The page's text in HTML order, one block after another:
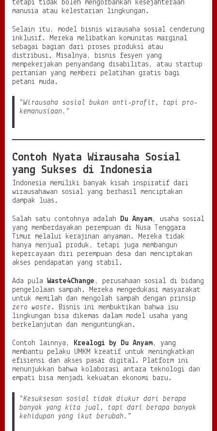
tetapi tidak boleh mengorbankan kesejahteraan
manusia atau kelestarian lingkungan.
Selain itu, model bisnis wirausaha sosial cenderung
inklusif. Mereka melibatkan komunitas marginal
sebagai bagian dari proses produksi atau
distribusi. Misalnya, bisnis fesyen yang
mempekerjakan penyandang disabilitas, atau startup
pertanian yang memberi pelatihan gratis bagi
petani muda.
“Wirausaha sosial bukan anti-profit, tapi pro-
kemanusiaan.”
Contoh Nyata Wirausaha Sosial
yang Sukses di Indonesia
Indonesia memiliki banyak kisah inspiratif dari
wirausahawan sosial yang berhasil menciptakan
dampak luas.
Salah satu contohnya adalah Du Anyam, usaha sosial
yang memberdayakan perempuan di Nusa Tenggara
Timur melalui kerajinan anyaman. Mereka tidak
hanya menjual produk, tetapi juga membangun
kepercayaan diri perempuan desa dan menciptakan
akses pendapatan yang stabil.
Ada pula Waste4Change , perusahaan sosial di bidang
pengelolaan sampah. Mereka mengedukasi masyarakat
untuk memilah dan mengolah sampah dengan prinsip
zero waste . Bisnis ini membuktikan bahwa isu
lingkungan bisa dikemas dalam model usaha yang
berkelanjutan dan menguntungkan.
Contoh lainnya, Krealogi by Du Anyam, yang
membantu pelaku UMKM kreatif untuk meningkatkan
efisiensi dan akses pasar digital. Platform ini
menunjukkan bahwa kolaborasi antara teknologi dan
empati bisa menjadi kekuatan ekonomi baru.
“Kesuksesan sosial tidak diukur dari berapa
banyak yang kita jual, tapi dari berapa banyak
kehidupan yang ikut berubah.”